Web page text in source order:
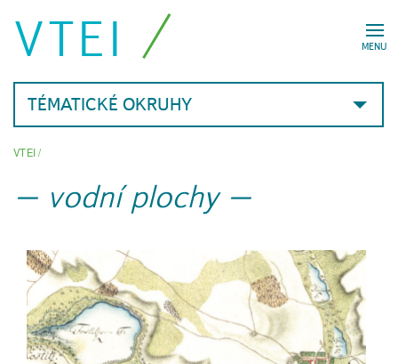
MENU
VTEI
TÉMATICKÉ OKRUHY
VTEI/
vodní plochy